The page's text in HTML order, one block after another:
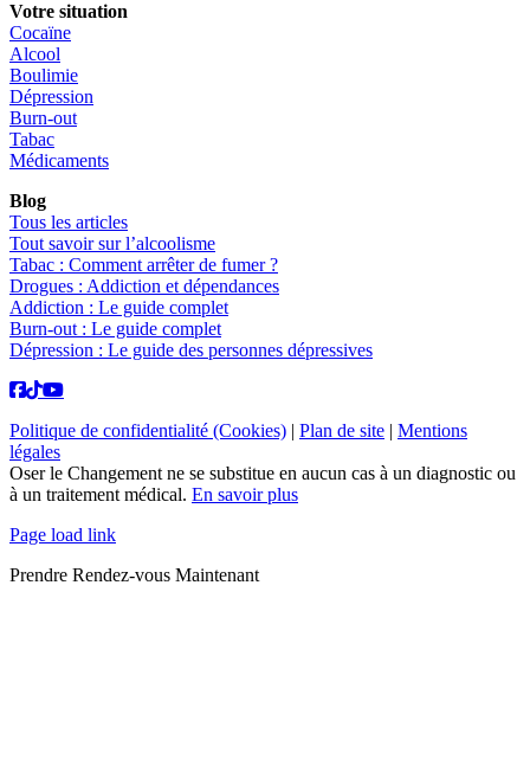
Votre situation
Cocaïne
Alcool
Boulimie
Dépression
Burn-out
Tabac
Médicaments
Blog
Tous les articles
Tout savoir sur l’alcoolisme
Tabac : Comment arrêter de fumer ?
Drogues : Addiction et dépendances
Addiction : Le guide complet
Burn-out : Le guide complet
Dépression : Le guide des personnes dépressives
Politique de confidentialité (Cookies) | Plan de site | Mentions
légales
Oser le Changement ne se substitue en aucun cas à un diagnostic ou
à un traitement médical. En savoir plus
Page load link
Prendre Rendez-vous Maintenant